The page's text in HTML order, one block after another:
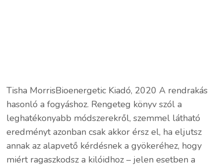
Tisha MorrisBioenergetic Kiadó, 2020 A rendrakás
hasonló a fogyáshoz. Rengeteg könyv szól a
leghatékonyabb módszerekről, szemmel látható
eredményt azonban csak akkor érsz el, ha eljutsz
annak az alapvető kérdésnek a gyökeréhez, hogy
miért ragaszkodsz a kilóidhoz – jelen esetben a